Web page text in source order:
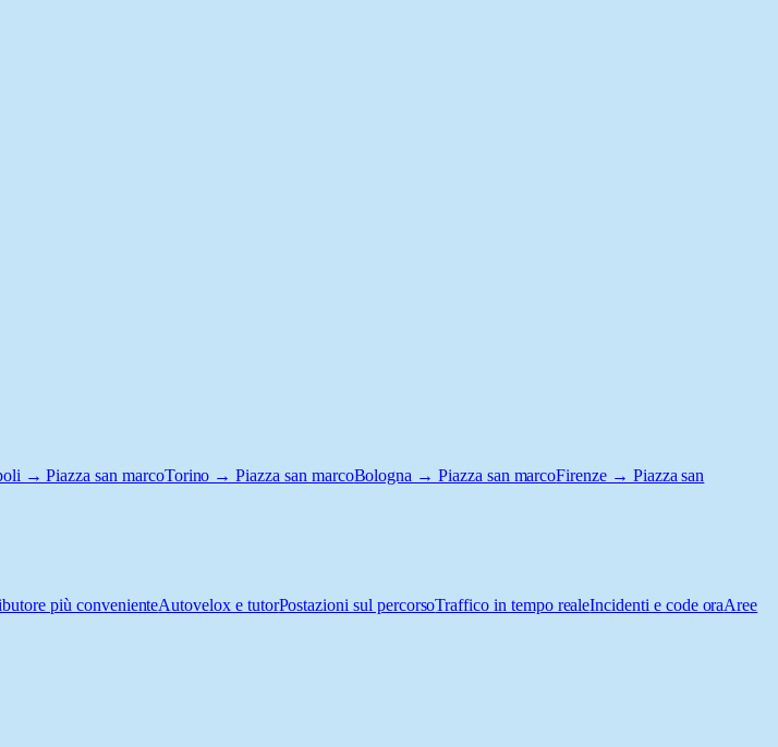
→ Piazza san marcoTorino → Piazza san marcoBologna → Piazza san marcoFirenze → Piazza san
più convenienteAutovelox e tutorPostazioni sul percorsoTraffico in tempo realeIncidenti e code oraAree